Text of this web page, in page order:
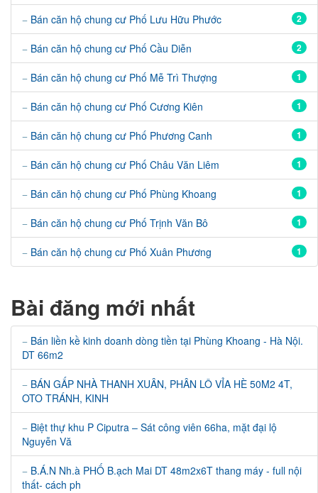
2
Bán căn hộ chung cư Phố Lưu Hữu Phước
2
Bán căn hộ chung cư Phố Cầu Diễn
1
Bán căn hộ chung cư Phố Mễ Trì Thượng
1
Bán căn hộ chung cư Phố Cương Kiên
1
Bán căn hộ chung cư Phố Phương Canh
1
Bán căn hộ chung cư Phố Châu Văn Liêm
1
Bán căn hộ chung cư Phố Phùng Khoang
1
Bán căn hộ chung cư Phố Trịnh Văn Bô
1
Bán căn hộ chung cư Phố Xuân Phương
Bài đăng mới nhất
Bán liền kề kinh doanh dòng tiền tại Phùng Khoang - Hà Nội.
DT 66m2
BÁN GẤP NHÀ THANH XUÂN, PHÂN LÔ VỈA HÈ 50M2 4T,
OTO TRÁNH, KINH
Biệt thự khu P Ciputra – Sát công viên 66ha, mặt đại lộ
Nguyễn Vă
B.Á.N Nh.à PHỐ B.ạch Mai DT 48m2x6T thang máy - full nội
thất- cách ph